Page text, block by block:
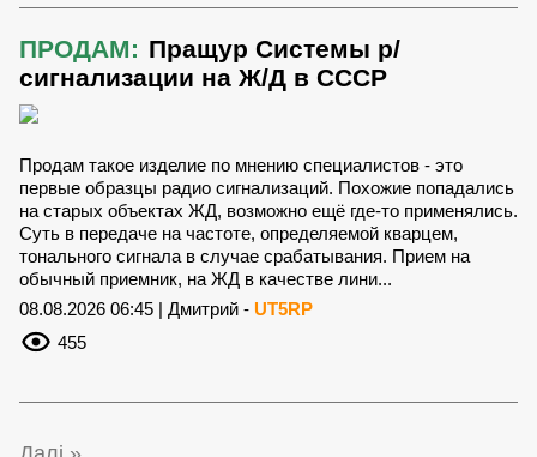
ПРОДАМ: Пращур Системы р/
сигнализации на Ж/Д в СССР
Продам такое изделие по мнению специалистов - это
первые образцы радио сигнализаций. Похожие попадались
на старых объектах ЖД, возможно ещё где-то применялись.
Суть в передаче на частоте, определяемой кварцем,
тонального сигнала в случае срабатывания. Прием на
обычный приемник, на ЖД в качестве лини...
08.08.2026 06:45 | Дмитрий - UT5RP
455